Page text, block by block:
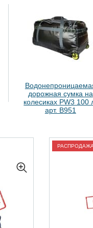
дорожная сумка на
колесиках PW3 100
арт. B951
РАСПРОДАЖА